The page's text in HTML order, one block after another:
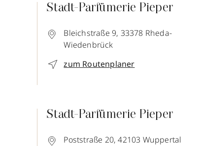
Stadt-Parfümerie Pieper
Bleichstraße 9, 33378 Rheda-
Wiedenbrück
zum Routenplaner
Stadt-Parfümerie Pieper
Poststraße 20, 42103 Wuppertal